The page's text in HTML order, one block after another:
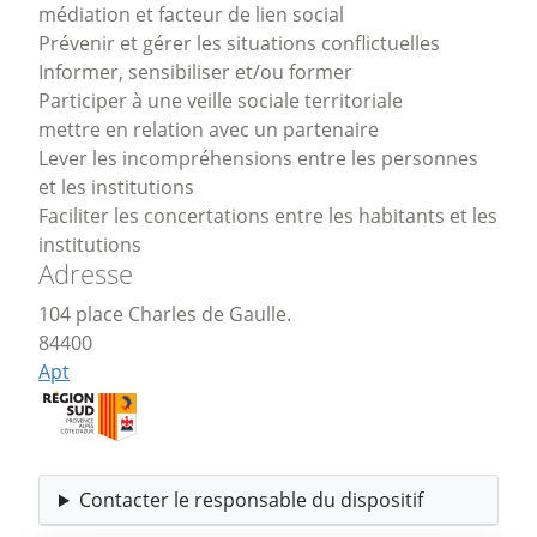
médiation et facteur de lien social
Prévenir et gérer les situations conflictuelles
Informer, sensibiliser et/ou former
Participer à une veille sociale territoriale
mettre en relation avec un partenaire
Lever les incompréhensions entre les personnes
et les institutions
Faciliter les concertations entre les habitants et les
institutions
Adresse
104 place Charles de Gaulle.
84400
Apt
Contacter le responsable du dispositif